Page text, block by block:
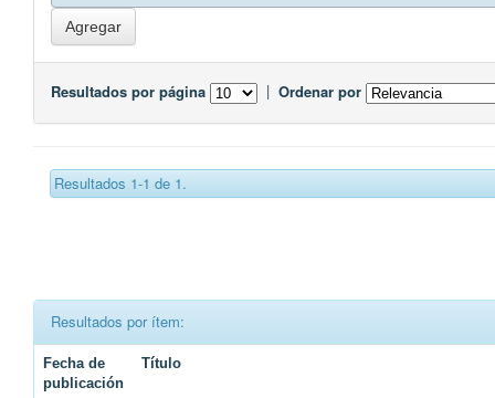
Resultados por página | Ordenar por
Resultados 1-1 de 1.
Resultados por ítem:
Fecha de
publicación
Título